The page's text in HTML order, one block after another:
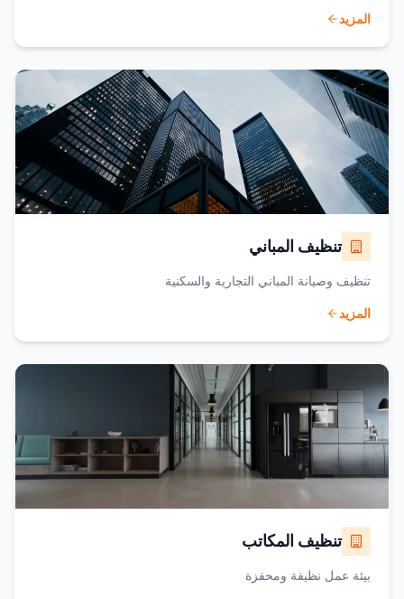
المزيد
تنظيف المباني
تنظيف وصيانة المباني التجارية والسكنية
المزيد
تنظيف المكاتب
بيئة عمل نظيفة ومحفزة